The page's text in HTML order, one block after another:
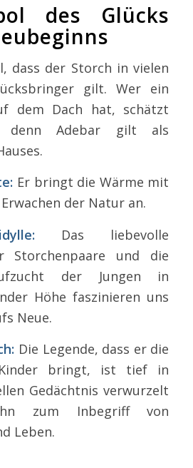
des Glücks
dass der Storch in vielen
gilt. Wer ein
dem Dach hat, schätzt
denn Adebar gilt als
Er bringt die Wärme mit
der Natur an.
Das liebevolle
Storchenpaare und die
der Jungen in
Höhe faszinieren uns
Neue.
Die Legende, dass er die
Kinder bringt, ist tief in
Gedächtnis verwurzelt
zum Inbegriff von
Leben.